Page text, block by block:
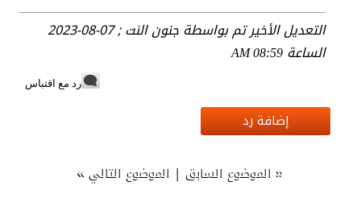
التعديل الأخير تم بواسطة جنون النت ; 07-08-2023
الساعة 08:59 AM
رد مع اقتباس
إضافة رد
« الموضوع السابق| الموضوع التالي»